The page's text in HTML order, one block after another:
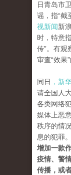
日青岛市
谣，指“截
视新闻新
时，特意
传”。有观
审查“效果”
同日 ，新
请全国人
各类网络
媒体上恶
秩序的情
息的犯罪。
增加一款
疫情、警
传播，或